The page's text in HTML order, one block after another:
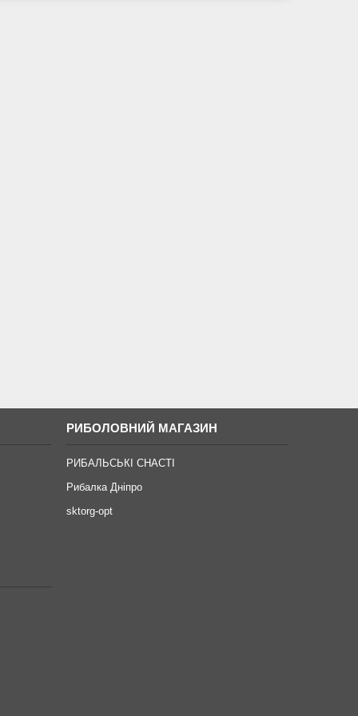
РИБОЛОВНИЙ МАГАЗИН
РИБАЛЬСЬКІ СНАСТІ
Рибалка Дніпро
sktorg-opt